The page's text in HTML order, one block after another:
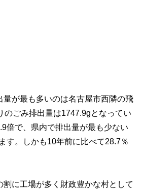
量が最も多いのは名古屋市西隣の飛
のごみ排出量は1747.9gとなってい
倍で、県内で排出量が最も少ない
す。しかも10年前に比べて28.7％
割に工場が多く財政豊かな村として